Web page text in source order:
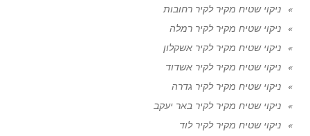
ניקוי שטיח מקיר לקיר רחובות
ניקוי שטיח מקיר לקיר רמלה
ניקוי שטיח מקיר לקיר אשקלון
ניקוי שטיח מקיר לקיר אשדוד
ניקוי שטיח מקיר לקיר גדרה
ניקוי שטיח מקיר לקיר באר יעקב
ניקוי שטיח מקיר לקיר לוד